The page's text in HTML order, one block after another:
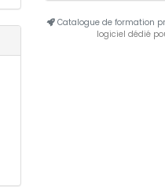
Catalogue de formation
logiciel dédié